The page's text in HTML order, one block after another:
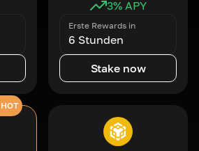
3% APY
Erste Rewards in
6 Stunden
Stake now
HOT